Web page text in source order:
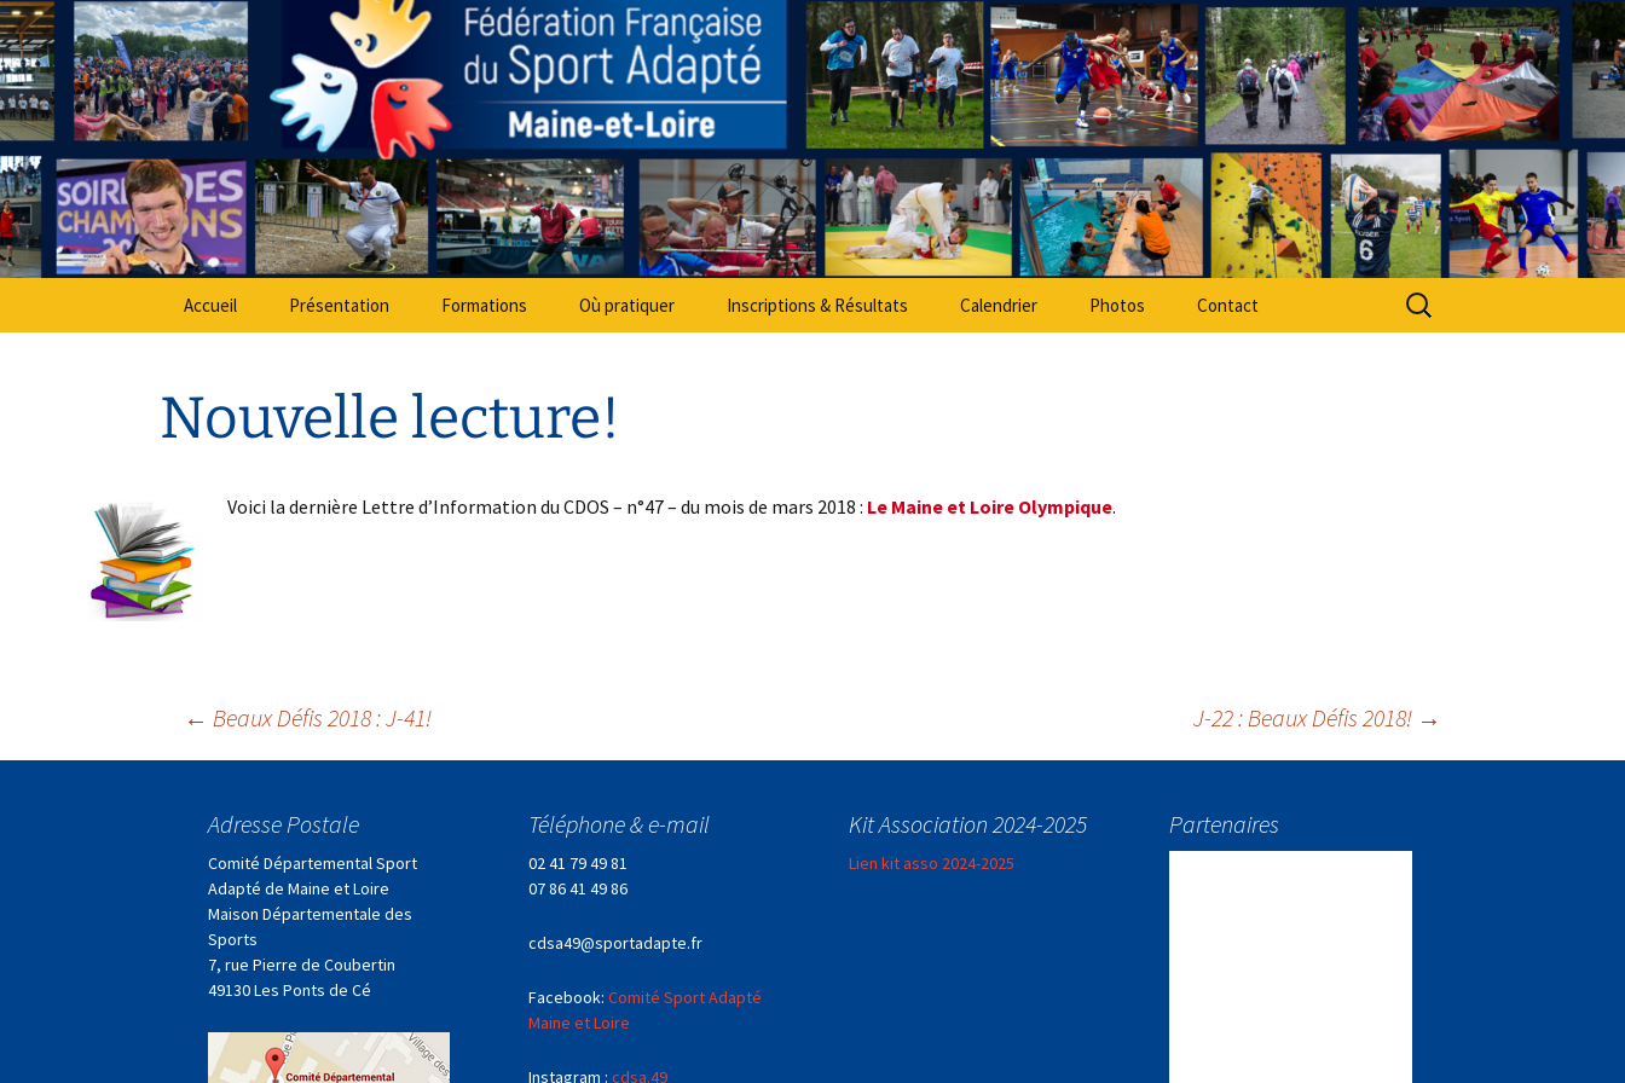
Aller
au
contenu
Comité Départemental Sport Adapté 49
Sport Adapté 49
Accueil Présentation Formations Où pratiquer Inscriptions & Résultats Calendrier Photos Contact
Rechercher :
Nouvelle lecture!
Voici la dernière Lettre d’Information du CDOS – n°47 – du mois de mars 2018 : Le Maine et Loire Olympique.
Navigation
articles
← Beaux Défis 2018 : J-41! J-22 : Beaux Défis 2018! →
Adresse Postale
Comité Départemental Sport
Adapté de Maine et Loire
Maison Départementale des
Sports
7, rue Pierre de Coubertin
49130 Les Ponts de Cé
Téléphone & e-mail
02 41 79 49 81
07 86 41 49 86
cdsa49@sportadapte.fr
Facebook: Comité Sport Adapté
Maine et Loire
Instagram : cdsa.49
Kit Association 2024-2025
Lien kit asso 2024-2025
Partenaires